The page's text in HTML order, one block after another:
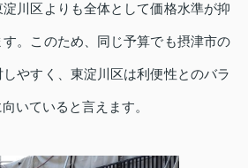
川区よりも全体として価格水準が抑
。このため、同じ予算でも摂津市の
やすく、東淀川区は利便性とのバラ
いていると言えます。